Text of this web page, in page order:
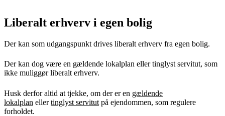
Liberalt erhverv i egen bolig
Der kan som udgangspunkt drives liberalt erhverv fra egen bolig.
Der kan dog være en gældende lokalplan eller tinglyst servitut, som
ikke muliggør liberalt erhverv.
Husk derfor altid at tjekke, om der er en gældende
lokalplan ellertinglyst servitut på ejendommen, som regulere
forholdet.